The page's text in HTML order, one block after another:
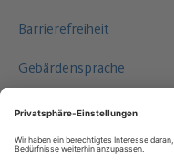
Barrierefreiheit
Gebärdensprache
Leichte Sprache